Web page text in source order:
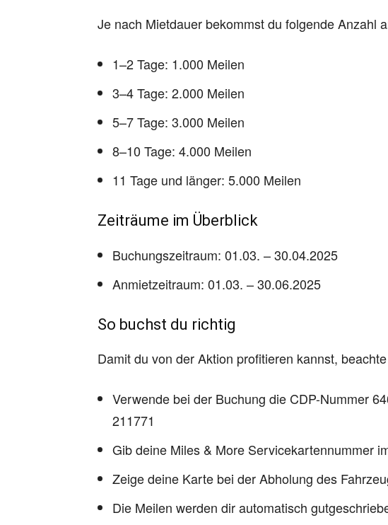
Je nach Mietdauer bekommst du folgende Anzahl
1–2 Tage: 1.000 Meilen
3–4 Tage: 2.000 Meilen
5–7 Tage: 3.000 Meilen
8–10 Tage: 4.000 Meilen
11 Tage und länger: 5.000 Meilen
Zeiträume im Überblick
Buchungszeitraum: 01.03. – 30.04.2025
Anmietzeitraum: 01.03. – 30.06.2025
So buchst du richtig
Damit du von der Aktion profitieren kannst,
Verwende bei der Buchung die CDP-Nummer
211771
Gib deine Miles & More Servicekartennummer
Zeige deine Karte bei der Abholung des
Die Meilen werden dir automatisch